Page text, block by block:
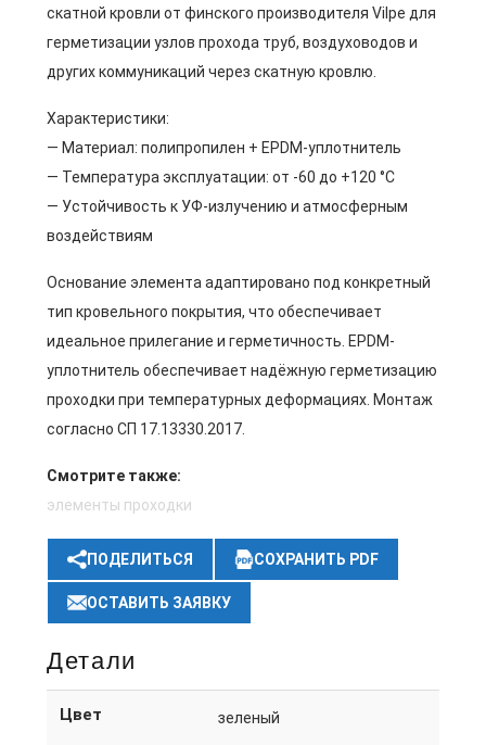
скатной кровли от финского производителя Vilpe для
герметизации узлов прохода труб, воздуховодов и
других коммуникаций через скатную кровлю.
Характеристики:
— Материал: полипропилен + EPDM-уплотнитель
— Температура эксплуатации: от -60 до +120 °C
— Устойчивость к УФ-излучению и атмосферным
воздействиям
Основание элемента адаптировано под конкретный
тип кровельного покрытия, что обеспечивает
идеальное прилегание и герметичность. EPDM-
уплотнитель обеспечивает надёжную герметизацию
проходки при температурных деформациях. Монтаж
согласно СП 17.13330.2017.
Смотрите также:
элементы проходки
ПОДЕЛИТЬСЯ СОХРАНИТЬ PDF
ОСТАВИТЬ ЗАЯВКУ
Детали
Цвет зеленый